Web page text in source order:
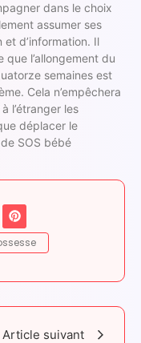
dans le choix
assumer ses
d’information. Il
l’allongement du
semaines est
Cela n’empêchera
l’étranger les
déplacer le
SOS bébé
Article suivant